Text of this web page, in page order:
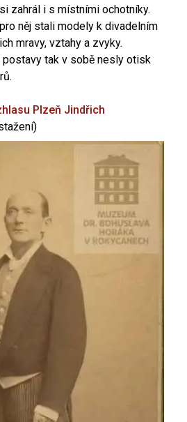
zahrál i s místními ochotníky.
něj stali modely k divadelním
mravy, vztahy a zvyky.
tak v sobě nesly otisk
Plzeň Jindřich